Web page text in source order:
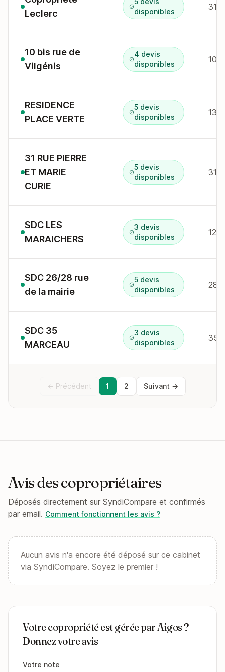
Leclerc
disponibles
10 bis rue de
Vilgénis
4 devis
disponibles
RESIDENCE
PLACE VERTE
5 devis
disponibles
31 RUE PIERRE
ET MARIE
CURIE
5 devis
disponibles
31 r
SDC LES
MARAICHERS
3 devis
disponibles
12 r
SDC 26/28 rue
de la mairie
5 devis
disponibles
28 r
SDC 35
MARCEAU
3 devis
disponibles
35 r
← Précédent 1 2 Suivant →
Avis des copropriétaires
Déposés directement sur SyndiCompare et confirmés
par email. Comment fonctionnent les avis ?
Aucun avis n'a encore été déposé sur ce cabinet
via SyndiCompare. Soyez le premier !
Votre copropriété est gérée par Aigos ?
Donnez votre avis
Votre note